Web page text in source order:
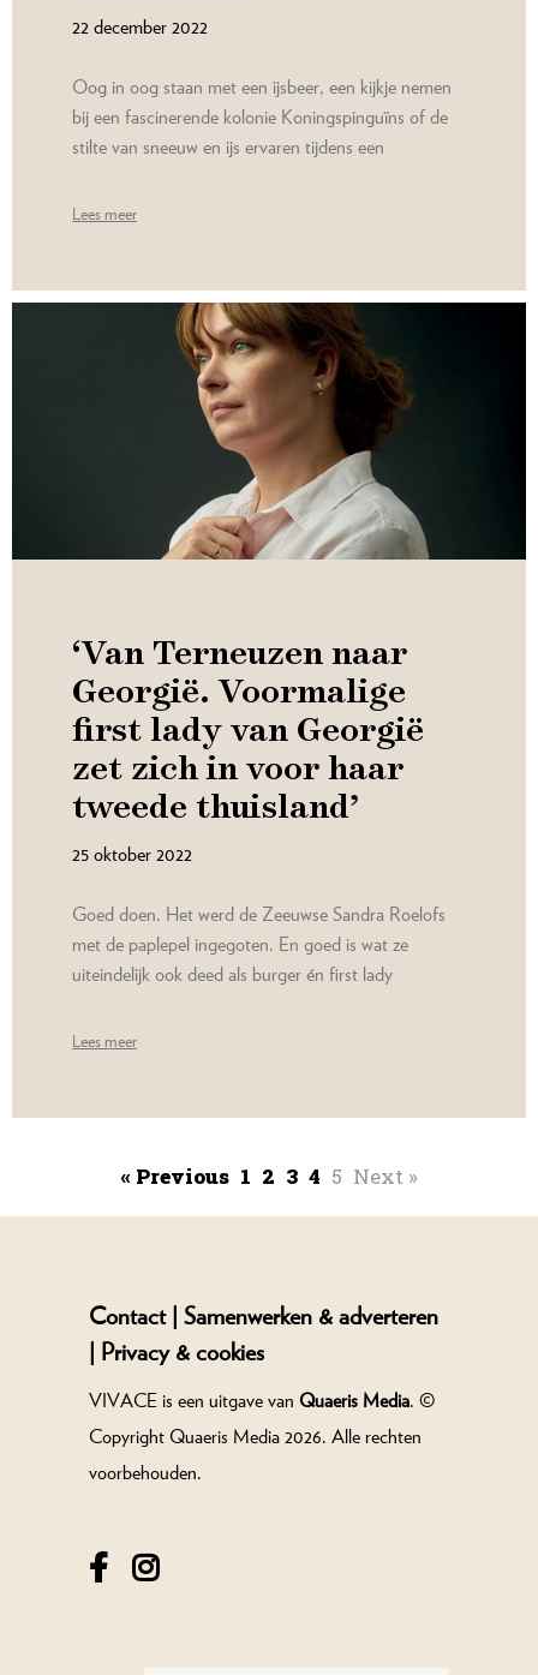
22 december 2022
Oog in oog staan met een ijsbeer, een kijkje nemen
bij een fascinerende kolonie Koningspinguïns of de
stilte van sneeuw en ijs ervaren tijdens een
Lees meer
‘Van Terneuzen naar
Georgië. Voormalige
first lady van Georgië
zet zich in voor haar
tweede thuisland’
25 oktober 2022
Goed doen. Het werd de Zeeuwse Sandra Roelofs
met de paplepel ingegoten. En goed is wat ze
uiteindelijk ook deed als burger én first lady
Lees meer
« Previous 1 2 3 4 5 Next »
Contact | Samenwerken & adverteren
| Privacy & cookies
VIVACE is een uitgave van Quaeris Media. ©
Copyright Quaeris Media 2026. Alle rechten
voorbehouden.